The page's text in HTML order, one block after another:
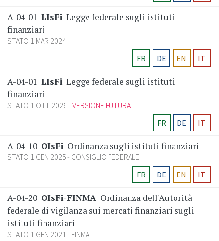
A-04-01 LIsFi Legge federale sugli istituti
finanziari
STATO 1 MAR 2024
FR
DE EN IT
A-04-01 LIsFi Legge federale sugli istituti
finanziari
STATO 1 OTT 2026 VERSIONE FUTURA
FR
DE IT
A-04-10 OIsFi Ordinanza sugli istituti finanziari
STATO 1 GEN 2025
CONSIGLIO FEDERALE
FR
DE EN IT
A-04-20 OIsFi-FINMA Ordinanza dell'Autorità
federale di vigilanza sui mercati finanziari sugli
istituti finanziari
STATO 1 GEN 2021
FINMA